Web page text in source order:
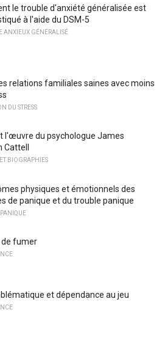
le trouble d'anxiété généralisée est
à l'aide du DSM-5
ANXIEUX GÉNÉRALISÉ
relations familiales saines avec moins
DU STRESS
l'œuvre du psychologue James
Cattell
BIOGRAPHIES
physiques et émotionnels des
de panique et du trouble panique
fumer
et dépendance au jeu